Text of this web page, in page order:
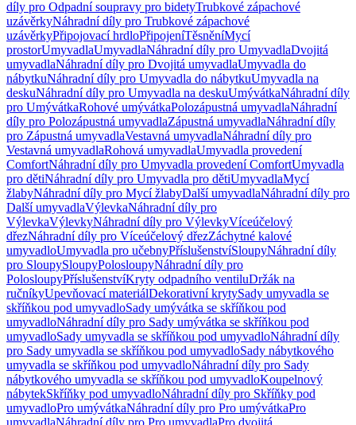
díly pro Odpadní soupravy pro bidetyTrubkové zápachové
uzávěrkyNáhradní díly pro Trubkové zápachové
uzávěrkyPřipojovací hrdloPřipojeníTěsněníMycí
prostorUmyvadlaUmyvadlaNáhradní díly pro UmyvadlaDvojitá
umyvadlaNáhradní díly pro Dvojitá umyvadlaUmyvadla do
nábytkuNáhradní díly pro Umyvadla do nábytkuUmyvadla na
deskuNáhradní díly pro Umyvadla na deskuUmývátkaNáhradní díly
pro UmývátkaRohové umývátkaPolozápustná umyvadlaNáhradní
díly pro Polozápustná umyvadlaZápustná umyvadlaNáhradní díly
pro Zápustná umyvadlaVestavná umyvadlaNáhradní díly pro
Vestavná umyvadlaRohová umyvadlaUmyvadla provedení
ComfortNáhradní díly pro Umyvadla provedení ComfortUmyvadla
pro dětiNáhradní díly pro Umyvadla pro dětiUmyvadlaMycí
žlabyNáhradní díly pro Mycí žlabyDalší umyvadlaNáhradní díly pro
Další umyvadlaVýlevkaNáhradní díly pro
VýlevkaVýlevkyNáhradní díly pro VýlevkyVíceúčelový
dřezNáhradní díly pro Víceúčelový dřezZáchytné kalové
umyvadloUmyvadla pro učebnyPříslušenstvíSloupyNáhradní díly
pro SloupySloupyPolosloupyNáhradní díly pro
PolosloupyPříslušenstvíKryty odpadního ventiluDržák na
ručníkyUpevňovací materiálDekorativní krytySady umyvadla se
skříňkou pod umyvadloSady umývátka se skříňkou pod
umyvadloNáhradní díly pro Sady umývátka se skříňkou pod
umyvadloSady umyvadla se skříňkou pod umyvadloNáhradní díly
pro Sady umyvadla se skříňkou pod umyvadloSady nábytkového
umyvadla se skříňkou pod umyvadloNáhradní díly pro Sady
nábytkového umyvadla se skříňkou pod umyvadloKoupelnový
nábytekSkříňky pod umyvadloNáhradní díly pro Skříňky pod
umyvadloPro umývátkaNáhradní díly pro Pro umývátkaPro
umyvadlaNáhradní díly pro Pro umyvadlaPro dvojitá